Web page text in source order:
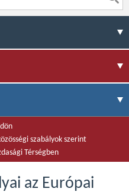
szabályok szerint
Térségben
az Európai